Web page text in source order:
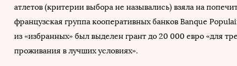
атлетов (критерии выбора не назывались) взяла на
французская группа кооперативных банков Banque
из «избранных» был выделен грант до 20 000 евро «для
проживания в лучших условиях».